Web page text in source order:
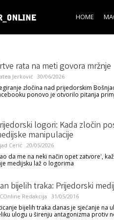
HOME
rata na meti govora mržnje
Jerković 30/06/2026
zločina nad prijedorskim
ponovo je otvorilo pitanja
logori: Kada zločin
manipulacije
Cerić 20/05/2026
da me na neki način opet zatvore',
medijsku laž o logorima
bijelih traka: Prijedorski
Redakcija 31/05/2016
bijelih traka danas je sjećanje na
ulogu u širenju antagonizma protiv